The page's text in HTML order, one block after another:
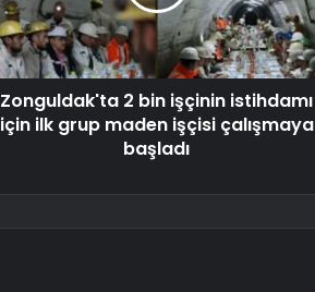
Zonguldak'ta 2 bin işçinin istihdamı
için ilk grup maden işçisi çalışmaya
başladı